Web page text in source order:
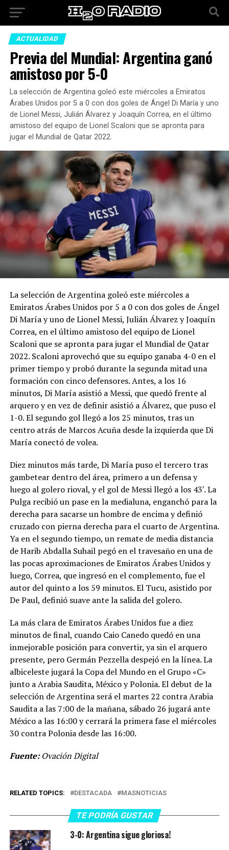
ACTUALIDAD
Previa del Mundial: Argentina ganó
amistoso por 5-0
La selección de Argentina goleó este miércoles a Emiratos
Árabes Unidos por 5 a 0 con dos goles de Ángel Di María y uno
de Lionel Messi, Julián Álvarez y Joaquín Correa, en el último
amistoso del equipo de Lionel Scaloni que se apronta para
jugar el Mundial de Qatar 2022.
La selección de Argentina goleó este miércoles a
Emiratos Árabes Unidos por 5 a 0 con dos goles de Ángel
Di María y uno de Lionel Messi, Julián Álvarez y Joaquín
Correa, en el último amistoso del equipo de Lionel
Scaloni que se apronta para jugar el Mundial de Qatar
2022. Scaloni aprovechó que su equipo ganaba 4-0 en el
primer tiempo y probó durante la segunda mitad una
formación con cinco defensores. Antes, a los 16
minutos, Di María asistió a Messi, que quedó frente al
arquero y en vez de definir asistió a Álvarez, que puso el
1-0. El segundo gol llegó a los 25 minutos, tras un
centro atrás de Marcos Acuña desde la izquierda que Di
María conectó de volea.
Diez minutos más tarde, Di María puso el tercero tras
gambetear dentro del área, primero a un defensa y
luego al golero rioval, y el gol de Messi llegó a los 43′. La
Pulga recibió un pase en la medialuna, enganchó para la
derecha para sacarse un hombre de encima y definió
cruzado con pierna derecha para el cuarto de Argentina.
Ya en el segundo tiempo, un remate de media distancia
de Harib Abdalla Suhail pegó en el travesaño en una de
las pocas aproximaciones de Emiratos Árabes Unidos y
luego, Correa, que ingresó en el complemento, fue el
autor del quinto a los 59 minutos. El Tucu, asistido por
De Paul, definió suave ante la salida del golero.
La más clara de Emiratos Árabes Unidos fue a diez
minutos de final, cuando Caio Canedo quedó en una
inmejorable posición para convertir, ya sin el arquero
presente, pero Germán Pezzella despejó en la línea. La
albiceleste jugará la Copa del Mundo en el Grupo «C»
junto a Arabia Saudita, México y Polonia. El debut de la
selección de Argentina será el martes 22 contra Arabia
Saudita a las 7:00 de la mañana, sábado 26 jugará ante
México a las 16:00 y cerrará la primera fase el miércoles
30 contra Polonia desde las 16:00.
Fuente:Ovación Digital
RELATED TOPICS: DESTACADA MASNOTICIAS
TE PODRÍA GUSTAR
3-0: Argentina sigue gloriosa!